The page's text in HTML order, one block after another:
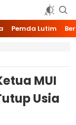
Pemda Lutim
MUI
Usia